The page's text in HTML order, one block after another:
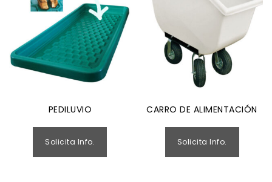
PEDILUVIO
Solicita Info.
CARRO DE ALIMENTACIÓN
Solicita Info.